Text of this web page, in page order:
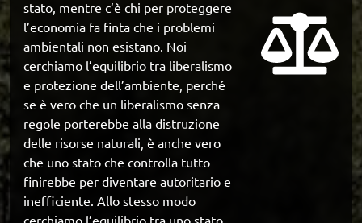
stato, mentre c’è chi per proteggere
l’economia fa finta che i problemi
ambientali non esistano. Noi
cerchiamo l’equilibrio tra liberalismo
e protezione dell’ambiente, perché
se è vero che un liberalismo senza
regole porterebbe alla distruzione
delle risorse naturali, è anche vero
che uno stato che controlla tutto
finirebbe per diventare autoritario e
inefficiente. Allo stesso modo
cerchiamo l’equilibrio tra uno stato